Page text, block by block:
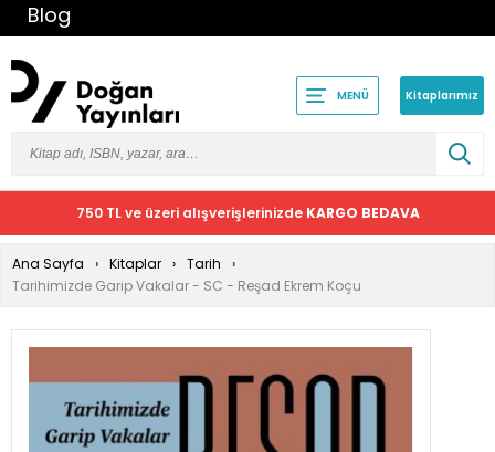
Blog
MENÜ Kitaplarımız
750 TL ve üzeri alışverişlerinizde KARGO BEDAVA
Ana Sayfa Kitaplar
Tarih
Tarihimizde Garip Vakalar - SC - Reşad Ekrem Koçu